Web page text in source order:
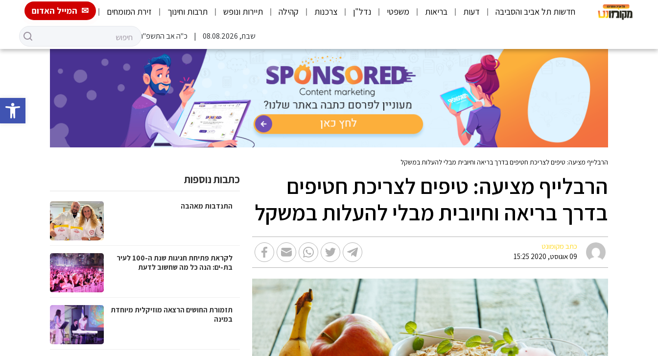
פתח
חדשות תל אביב והסביבה דעות בריאות משפטי נדל"ן צרכנות קהילה תיירות ונופש תרבות וחינוך זירת המומחים המייל האדום
שבת, 08.08.2026 כ"ה אב התשפ"ו
הרבלייף מציעה: טיפים לצריכת חטיפים בדרך בריאה וחיובית מבלי להעלות במשקל
הרבלייף מציעה: טיפים לצריכת חטיפים
בדרך בריאה וחיובית מבלי להעלות במשקל
כתב מקומונט
09 אוגוסט, 2020 15:25
כתבות נוספות
התנדבות מאהבה
לקראת פתיחת חגיגות שנת ה-100 לעיר
בת-ים: הנה כל מה שחשוב לדעת
תזמורת החושים הרצאה מוזיקלית מיוחדת
במינה